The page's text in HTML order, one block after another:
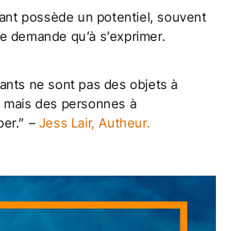
possède un potentiel, souvent
demande qu’à s’exprimer.
ne sont pas des objets à
mais des personnes à
– Jess Lair, Autheur.